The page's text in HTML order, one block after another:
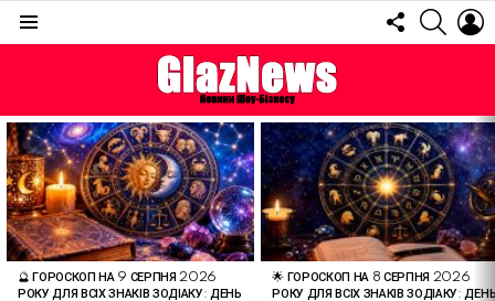
FOLLOW
US
ОСТАННІ
СТАТТІ
🔮 ГОРОСКОП НА 9 СЕРПНЯ 2026
РОКУ ДЛЯ ВСІХ ЗНАКІВ ЗОДІАКУ: ДЕНЬ
🌟 ГОРОСКОП НА 8 СЕРПНЯ 2026
РОКУ ДЛЯ ВСІХ ЗНАКІВ ЗОДІАКУ: